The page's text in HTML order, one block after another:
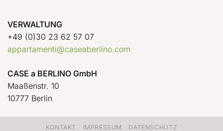
VERWALTUNG
+49 (0)30 23 62 57 07
appartamenti@caseaberlino.com
CASE a BERLINO GmbH
Maaßenstr. 10
10777 Berlin
KONTAKT IMPRESSUM DATENSCHUTZ